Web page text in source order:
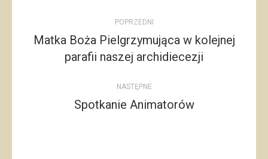
navigation
POPRZEDNI
Poprzedni
post:
Matka Boża Pielgrzymująca w kolejnej
parafii naszej archidiecezji
NASTĘPNE
Następny
Spotkanie Animatorów